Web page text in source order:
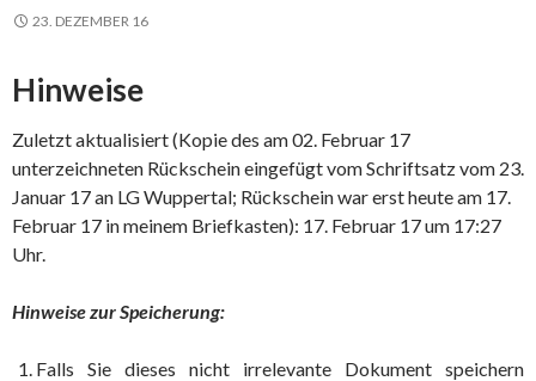
23. DEZEMBER 16
Hinweise
Zuletzt aktualisiert (Kopie des am 02. Februar 17
unterzeichneten Rückschein eingefügt vom Schriftsatz vom 23.
Januar 17 an LG Wuppertal; Rückschein war erst heute am 17.
Februar 17 in meinem Briefkasten): 17. Februar 17 um 17:27
Uhr.
Hinweise zur Speicherung:
Falls Sie dieses nicht irrelevante Dokument speichern